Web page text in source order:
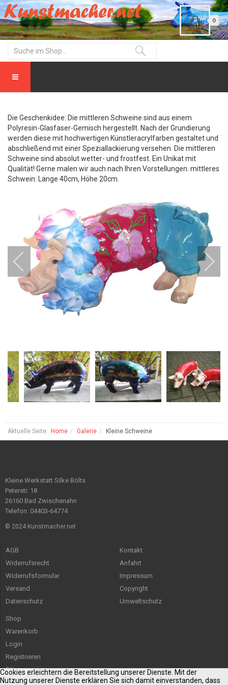
0
Die Geschenkidee: Die mittleren Schweine sind aus einem
Polyresin-Glasfaser-Gemisch hergestellt. Nach der Grundierung
werden diese mit hochwertigen Künstleracrylfarben gestaltet und
abschließend mit einer Speziallackierung versehen. Die mittleren
Schweine sind absolut wetter- und frostfest. Ein Unikat mit
Qualität! Gerne malen wir auch nach Ihren Vorstellungen. mittleres
Schwein: Länge 40cm, Höhe 20cm.
Aktuelle Seite: Home Galerie Kleine Schweine
Kleine Werkstatt Silke Bölts
Peterstr. 18
26160 Bad Zwischenahn
Telefon: 04403-64774
© 2024 Kunstmacher.net
AGB
Widerrufsrecht
Widerrufsformular
Versand
Datenschutz
Kontakt
Anfahrt
Impressum
Copyright
Umweltschutz
Shop
Warenkorb
Login
Registrieren
Sitemap
Cookies erleichtern die Bereitstellung unserer Dienste. Mit der
Nutzung unserer Dienste erklären Sie sich damit einverstanden, dass